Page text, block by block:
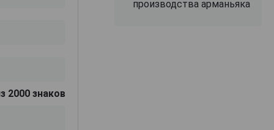
2000 знаков
производства арманьяка